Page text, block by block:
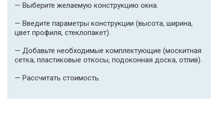
— Выберите желаемую конструкцию окна.
— Введите параметры конструкции (высота, ширина,
цвет профиля, стеклопакет).
— Добавьте необходимые комплектующие (москитная
сетка, пластиковые откосы, подоконная доска, отлив).
— Рассчитать стоимость.